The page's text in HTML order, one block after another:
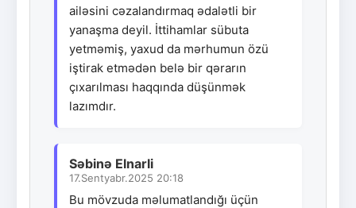
ailəsini cəzalandırmaq ədalətli bir
yanaşma deyil. İttihamlar sübuta
yetməmiş, yaxud da mərhumun özü
iştirak etmədən belə bir qərarın
çıxarılması haqqında düşünmək
lazımdır.
Səbinə Elnarli
17.Sentyabr.2025 20:18
Bu mövzuda məlumatlandığı üçün